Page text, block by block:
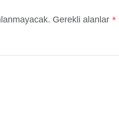
Gerekli alanlar *